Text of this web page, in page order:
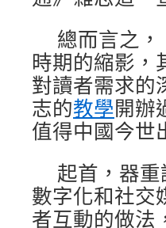
總而言之
時期的縮影，
對讀者需求的
志的教學開辦
值得中國今世
起首，器
數字化和社交
者互動的做法